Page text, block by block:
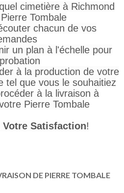
cimetière à Richmond
Tombale
chacun de vos
un plan à l'échelle pour
à la production de votre
tel que vous le souhaitiez
à la livraison à
Pierre Tombale
Votre Satisfaction!
DE PIERRE TOMBALE